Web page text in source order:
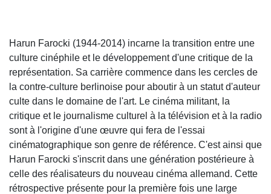
Harun Farocki (1944-2014) incarne la transition entre une
culture cinéphile et le développement d'une critique de la
représentation. Sa carrière commence dans les cercles de
la contre-culture berlinoise pour aboutir à un statut d'auteur
culte dans le domaine de l'art. Le cinéma militant, la
critique et le journalisme culturel à la télévision et à la radio
sont à l'origine d'une œuvre qui fera de l'essai
cinématographique son genre de référence. C'est ainsi que
Harun Farocki s'inscrit dans une génération postérieure à
celle des réalisateurs du nouveau cinéma allemand. Cette
rétrospective présente pour la première fois une large